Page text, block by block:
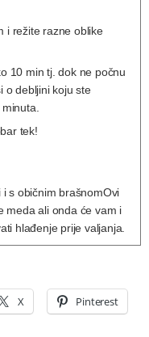
i režite razne oblike
10 min tj. dok ne počnu
o debljini koju ste
tek!
s običnim brašnomOvi
meda ali onda će vam i
hlađenje prije valjanja.
X Pinterest